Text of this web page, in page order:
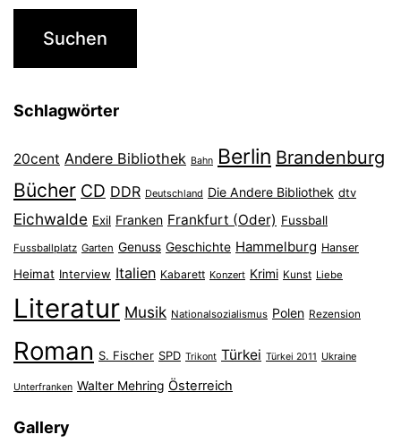
Schlagwörter
20cent Andere Bibliothek Bahn Berlin Brandenburg
Bücher CD DDR Deutschland Die Andere Bibliothek dtv
Eichwalde Exil Franken Frankfurt (Oder) Fussball
Fussballplatz Garten Genuss Geschichte Hammelburg Hanser
Heimat Interview Italien Kabarett Konzert Krimi Kunst Liebe
Literatur Musik Nationalsozialismus Polen Rezension
Roman S. Fischer SPD Trikont Türkei Türkei 2011 Ukraine
Unterfranken Walter Mehring Österreich
Gallery